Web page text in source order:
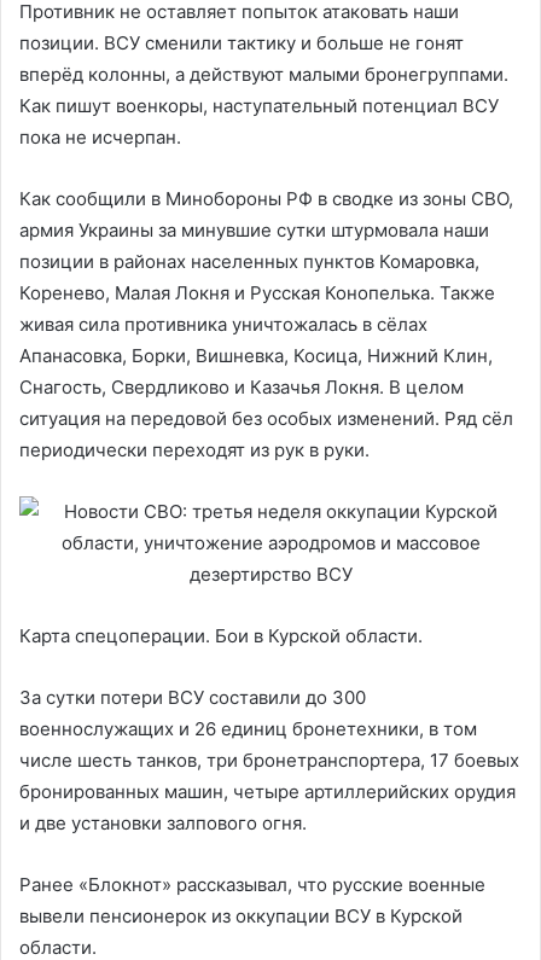
Противник не оставляет попыток атаковать наши
позиции. ВСУ сменили тактику и больше не гонят
вперёд колонны, а действуют малыми бронегруппами.
Как пишут военкоры, наступательный потенциал ВСУ
пока не исчерпан.
Как сообщили в Минобороны РФ в сводке из зоны СВО,
армия Украины за минувшие сутки штурмовала наши
позиции в районах населенных пунктов Комаровка,
Коренево, Малая Локня и Русская Конопелька. Также
живая сила противника уничтожалась в сёлах
Апанасовка, Борки, Вишневка, Косица, Нижний Клин,
Снагость, Свердликово и Казачья Локня. В целом
ситуация на передовой без особых изменений. Ряд сёл
периодически переходят из рук в руки.
Карта спецоперации. Бои в Курской области.
За сутки потери ВСУ составили до 300
военнослужащих и 26 единиц бронетехники, в том
числе шесть танков, три бронетранспортера, 17 боевых
бронированных машин, четыре артиллерийских орудия
и две установки залпового огня.
Ранее «Блокнот» рассказывал, что русские военные
вывели пенсионерок из оккупации ВСУ в Курской
области.